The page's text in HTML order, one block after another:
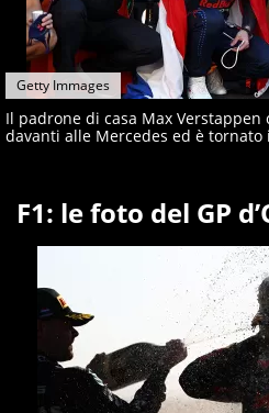
Getty Immages
Il padrone di casa Max
davanti alle Mercedes ed è
F1: le foto del GP